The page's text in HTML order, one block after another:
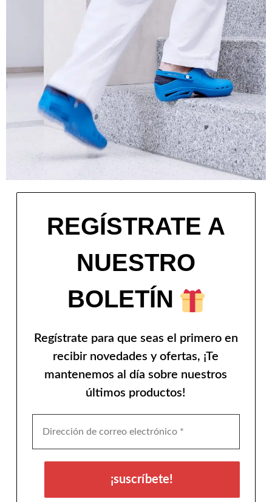
REGÍSTRATE A
NUESTRO
BOLETÍN
Regístrate para que seas el primero en
recibir novedades y ofertas, ¡Te
mantenemos al día sobre nuestros
últimos productos!